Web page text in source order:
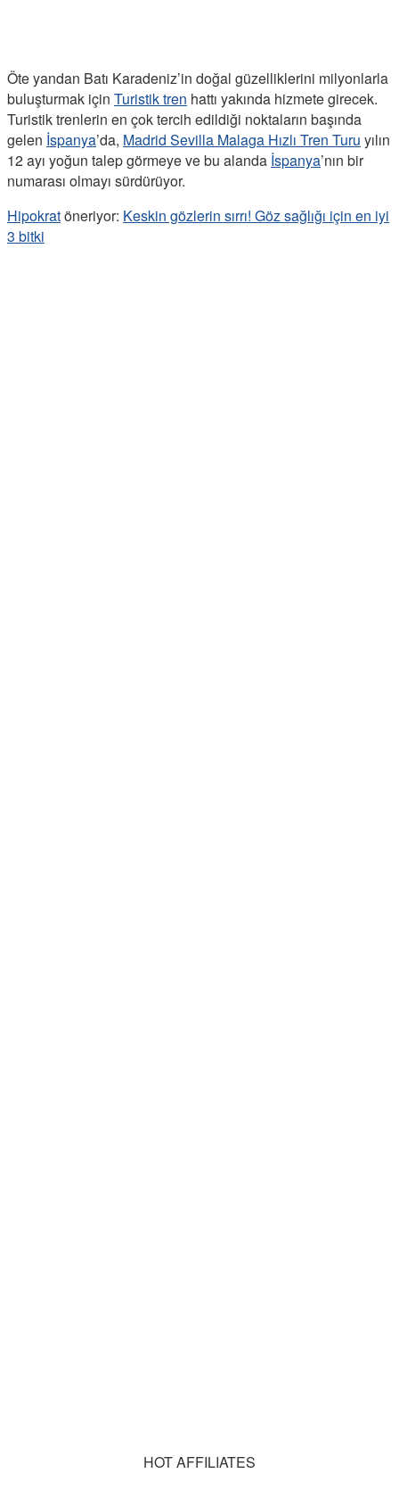
Öte yandan Batı Karadeniz’in doğal güzelliklerini milyonlarla
buluşturmak için Turistik tren hattı yakında hizmete girecek.
Turistik trenlerin en çok tercih edildiği noktaların başında
gelen İspanya’da, Madrid Sevilla Malaga Hızlı Tren Turu yılın
12 ayı yoğun talep görmeye ve bu alanda İspanya’nın bir
numarası olmayı sürdürüyor.
Hipokratöneriyor: Keskin gözlerin sırrı! Göz sağlığı için en iyi
3 bitki
HOT AFFILIATES